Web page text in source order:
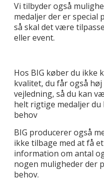
Vi tilbyder også
medaljer der er special
så skal det være
eller event.
Hos BIG køber du
kvalitet, du får også
vejledning, så du kan
helt rigtige medaljer
behov
BIG producerer også
ikke tilbage med at få
information om antal
nogen muligheder der
behov.